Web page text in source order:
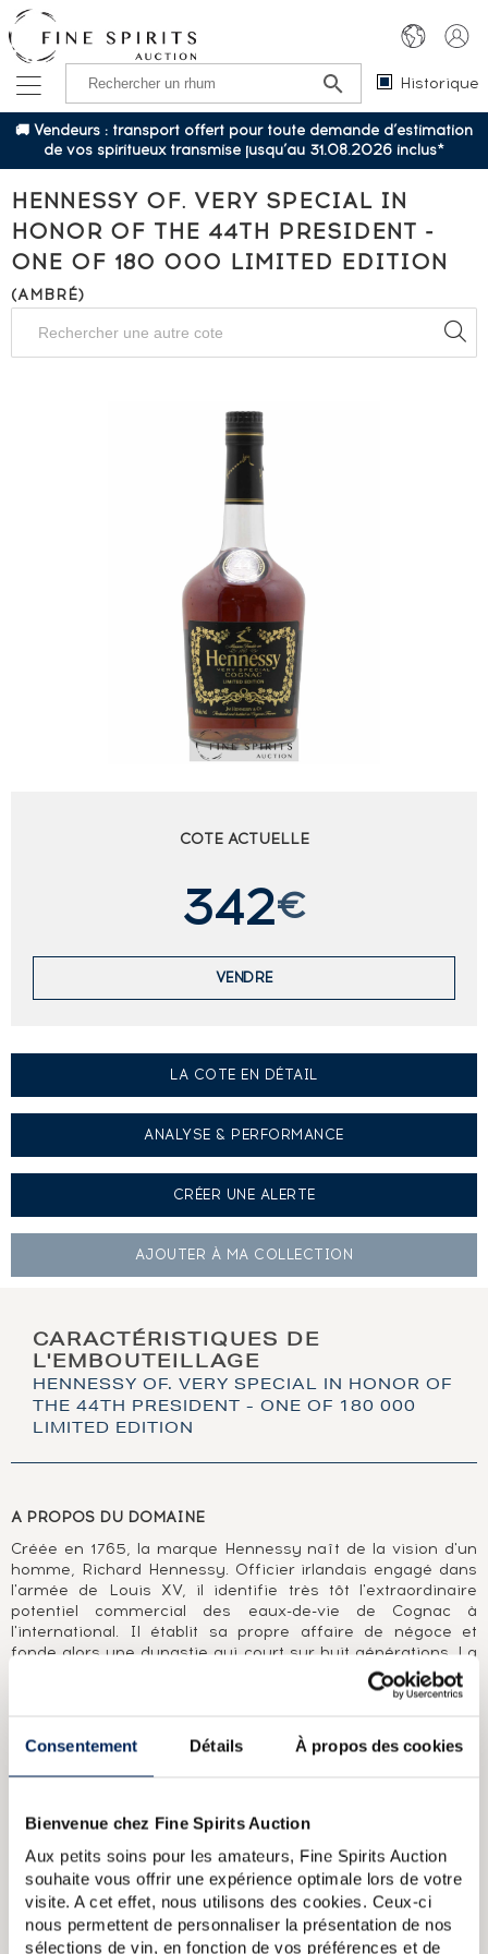
Consentement Détails À propos des cookies
Bienvenue chez Fine Spirits Auction
Aux petits soins pour les amateurs, Fine Spirits Auction
souhaite vous offrir une expérience optimale lors de votre
visite. A cet effet, nous utilisons des cookies. Ceux-ci
nous permettent de personnaliser la présentation de nos
sélections de vin, en fonction de vos préférences et de
Historique
🚚 Vendeurs : transport offert pour toute demande d’estimation
de vos spiritueux transmise jusqu’au 31.08.2026 inclus*
HENNESSY OF. VERY SPECIAL IN
HONOR OF THE 44TH PRESIDENT -
ONE OF 180 000 LIMITED EDITION
(AMBRÉ)
COTE ACTUELLE
342€
VENDRE
LA COTE EN DÉTAIL
ANALYSE & PERFORMANCE
CRÉER UNE ALERTE
AJOUTER À MA COLLECTION
CARACTÉRISTIQUES DE
L'EMBOUTEILLAGE
HENNESSY OF. VERY SPECIAL IN HONOR OF
THE 44TH PRESIDENT - ONE OF 180 000
LIMITED EDITION
A PROPOS DU DOMAINE
Créée en 1765, la marque Hennessy naît de la vision d'un
homme, Richard Hennessy. Officier irlandais engagé dans
l'armée de Louis XV, il identifie très tôt l'extraordinaire
potentiel commercial des eaux-de-vie de Cognac à
l'international. Il établit sa propre affaire de négoce et
fonde alors une dynastie qui court sur huit générations. La
maison Hennessy acquiert rapidement une réputation de
cognac d'exception et invente des appellations adoptées
Superior Old pale (VSOP) ou Extra Old (XO). En 250 ans
d'existence, la maison Hennessy s'est imposée comme le
leader mondial du cognac.
A PROPOS DE LA CUVÉE
Embouteillage spécial pour célébrer l'élection de Barack
Obama en 2009.
Hennessy Of. Bras Arme (73cl.) Hennessy Of. Paradis Extra